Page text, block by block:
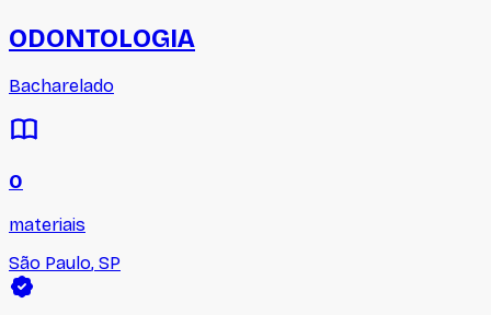
ODONTOLOGIA
Bacharelado
0
materiais
São Paulo, SP